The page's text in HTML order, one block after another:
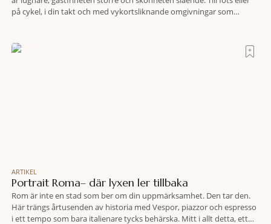
på cykel, i din takt och med vykortsliknande omgivningar som
travel när det
ARTIKEL
Portrait Roma– där lyxen ler tillbaka
Rom är inte en stad som ber om din uppmärksamhet. Den tar den.
Här trängs årtusenden av historia med Vespor, piazzor och espresso
i ett tempo som bara italienare tycks behärska. Mitt i allt detta, ett